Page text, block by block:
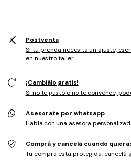
Postventa
Si tu prenda necesita un ajuste,
en nuestro taller.
¡Cambiálo gratis!
Si no te gustó o no te convence,
Asesorate por whatsapp
Habla con una asesora
Comprá y cancelá cuando
Tu compra está protegida, cancelá